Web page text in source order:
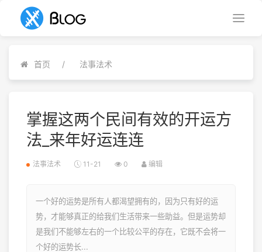
首页 法事法术
掌握这两个民间有效的开运方
法_来年好运连连
法事法术 11-21 0 编辑
一个好的运势是所有人都渴望拥有的，因为只有好的运
势，才能够真正的给我们生活带来一些助益。但是运势却
是我们不能够左右的一个比较公平的存在，它既不会将一
个好的运势长...